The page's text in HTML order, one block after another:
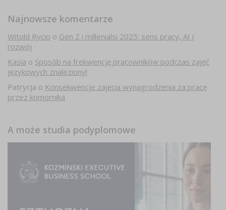
Najnowsze komentarze
Witold Rycio o Gen Z i millenialsi 2025: sens pracy, AI i
rozwój
Kasia o Sposób na frekwencję pracowników podczas zajęć
językowych znaleziony!
Patrycja o Konsekwencje zajęcia wynagrodzenia za pracę
przez komornika
A może studia podyplomowe